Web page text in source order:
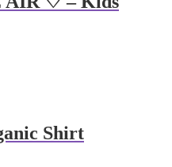
Shirt